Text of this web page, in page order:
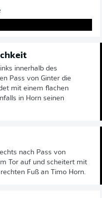
innerhalb des
Pass von Ginter die
mit einem flachen
in Horn seinen
nach Pass von
Tor auf und scheitert mit
Fuß an Timo Horn.